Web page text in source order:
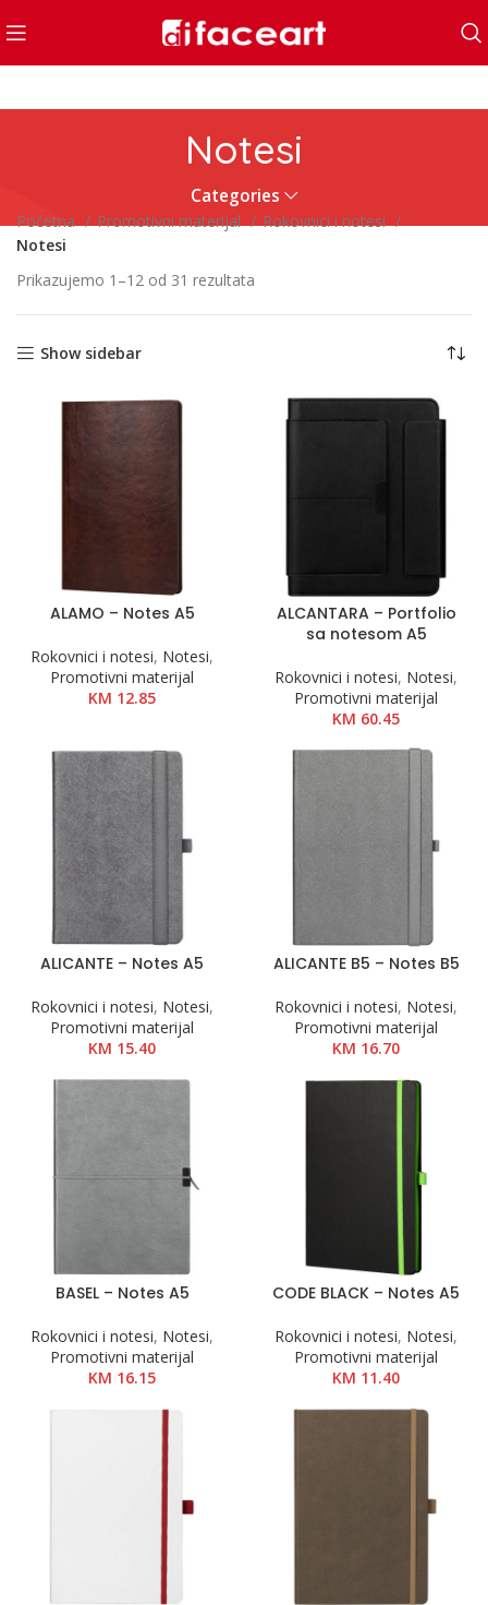
Notesi
Categories
Početna Promotivni materijal
Rokovnici i notesi
Notesi
Prikazujemo 1–12 od 31 rezultata
Show sidebar
ALAMO – Notes A5
Rokovnici i notesi, Notesi,
Promotivni materijal
KM 12.85
ALCANTARA – Portfolio
sa notesom A5
Rokovnici i notesi, Notesi,
Promotivni materijal
KM 60.45
ALICANTE – Notes A5
Rokovnici i notesi, Notesi,
Promotivni materijal
KM 15.40
ALICANTE B5 – Notes B5
Rokovnici i notesi, Notesi,
Promotivni materijal
KM 16.70
BASEL – Notes A5
Rokovnici i notesi, Notesi,
Promotivni materijal
KM 16.15
CODE BLACK – Notes A5
Rokovnici i notesi, Notesi,
Promotivni materijal
KM 11.40